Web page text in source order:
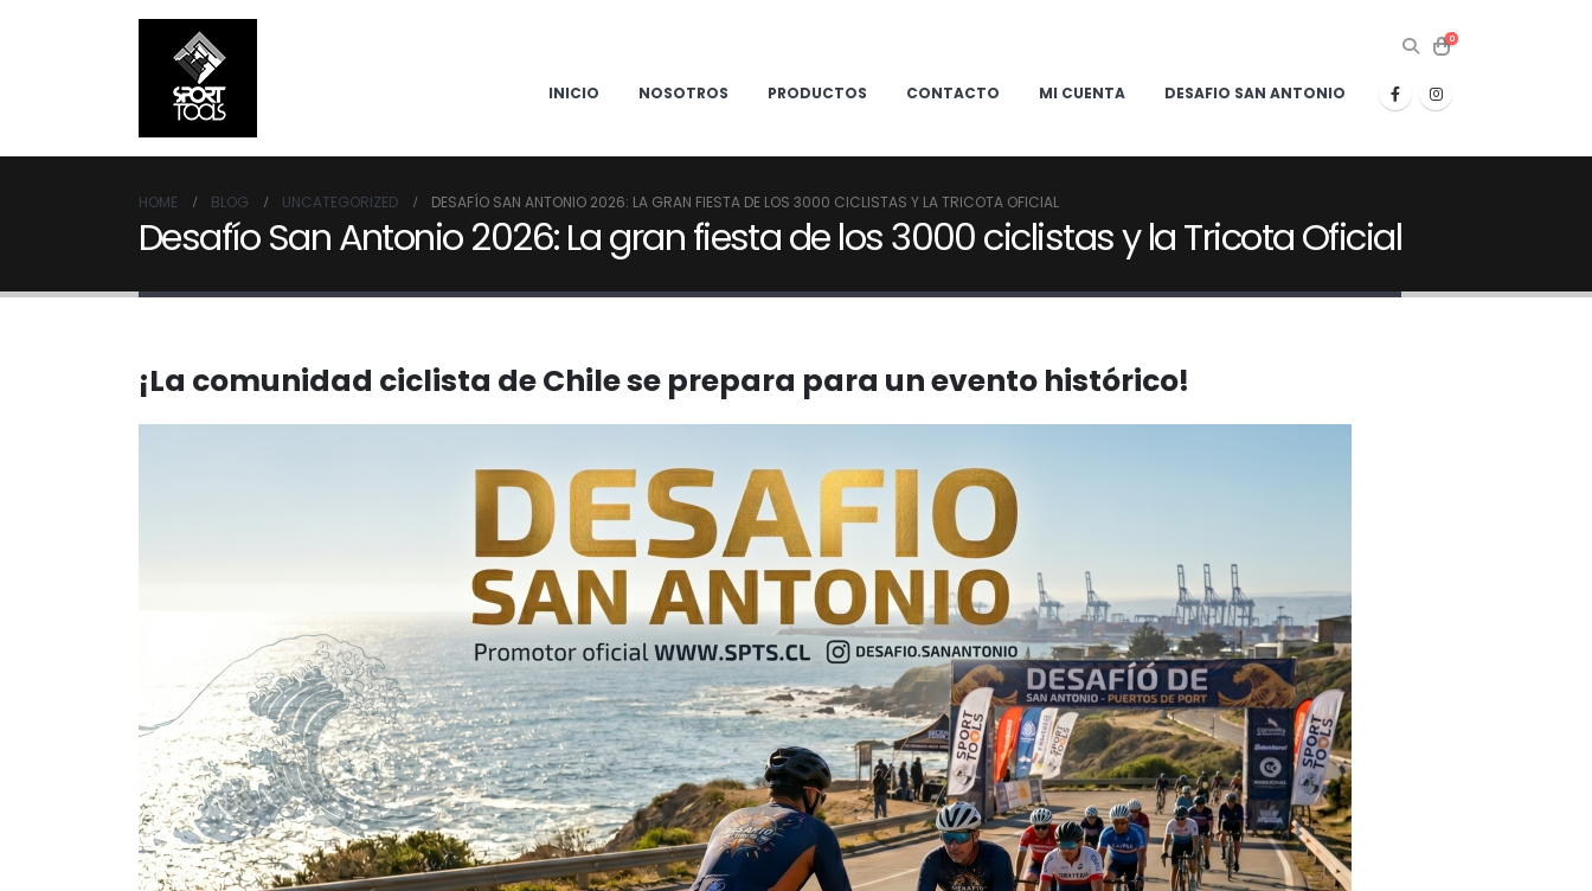
0
INICIO NOSOTROS PRODUCTOS CONTACTO MI CUENTA DESAFIO SAN ANTONIO
HOME BLOG UNCATEGORIZED DESAFÍO SAN ANTONIO 2026: LA GRAN FIESTA DE LOS 3000 CICLISTAS Y LA TRICOTA OFICIAL
Desafío San Antonio 2026: La gran fiesta de los 3000 ciclistas y la Tricota Oficial
¡La comunidad ciclista de Chile se prepara para un evento histórico!